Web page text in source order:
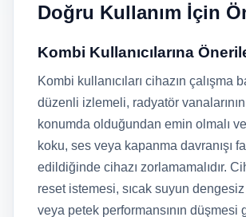
Doğru Kullanım İçin
Kombi Kullanıcılarına
Kombi kullanıcıları cihazın çalışma
düzenli izlemeli, radyatör
konumda olduğundan emin olmalı ve
koku, ses veya kapanma davranışı
edildiğinde cihazı zorlamamalıdır.
reset istemesi, sıcak suyun
veya petek performansının düşmesi